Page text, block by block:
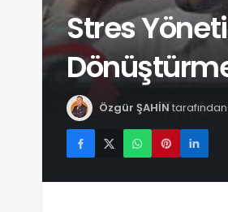
Stres
Özgür ŞAHİN tarafından